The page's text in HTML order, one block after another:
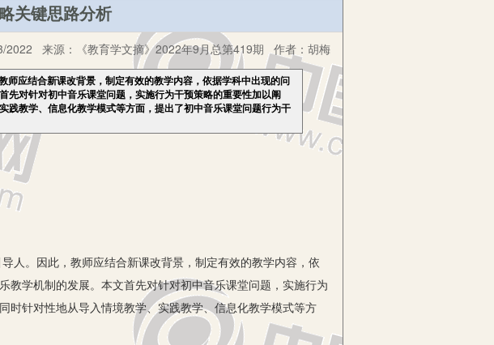
关键思路分析
2022 来源： 《教育学文摘》2022年9月总第419期 作者： 胡梅
应结合新课改背景，制定有效的教学内容，依据学科中出现的问
对针对初中音乐课堂问题，实施行为干预策略的重要性加以阐
教学、信息化教学模式等方面，提出了初中音乐课堂问题行为干
。因此，教师应结合新课改背景，制定有效的教学内容，依
学机制的发展。本文首先对针对初中音乐课堂问题，实施行为
时针对性地从导入情境教学、实践教学、信息化教学模式等方